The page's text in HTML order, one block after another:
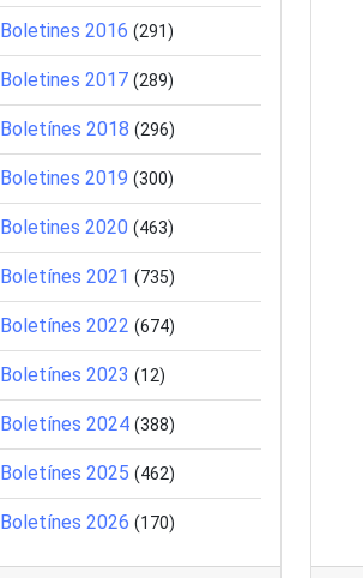
Boletines 2016 (291)
Boletines 2017 (289)
Boletínes 2018 (296)
Boletines 2019 (300)
Boletines 2020 (463)
Boletínes 2021 (735)
Boletínes 2022 (674)
Boletínes 2023 (12)
Boletínes 2024 (388)
Boletínes 2025 (462)
Boletínes 2026 (170)